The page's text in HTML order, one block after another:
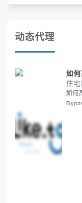
账号安全。
动态代理
如何
住
如何